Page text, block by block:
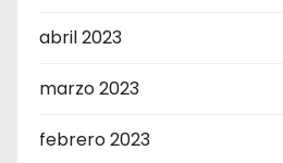
abril 2023
marzo 2023
febrero 2023